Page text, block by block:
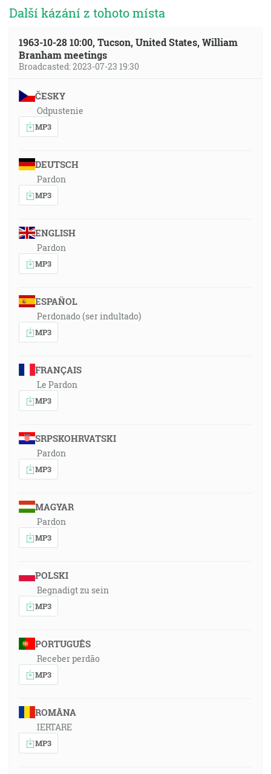
Další kázání z tohoto místa
1963-10-28 10:00, Tucson, United States, William
Branham meetings
Broadcasted: 2023-07-23 19:30
ČESKY
Odpustenie
MP3
DEUTSCH
Pardon
MP3
ENGLISH
Pardon
MP3
ESPAÑOL
Perdonado (ser indultado)
MP3
FRANÇAIS
Le Pardon
MP3
SRPSKOHRVATSKI
Pardon
MP3
MAGYAR
Pardon
MP3
POLSKI
Begnadigt zu sein
MP3
PORTUGUÊS
Receber perdão
MP3
ROMÂNA
IERTARE
MP3